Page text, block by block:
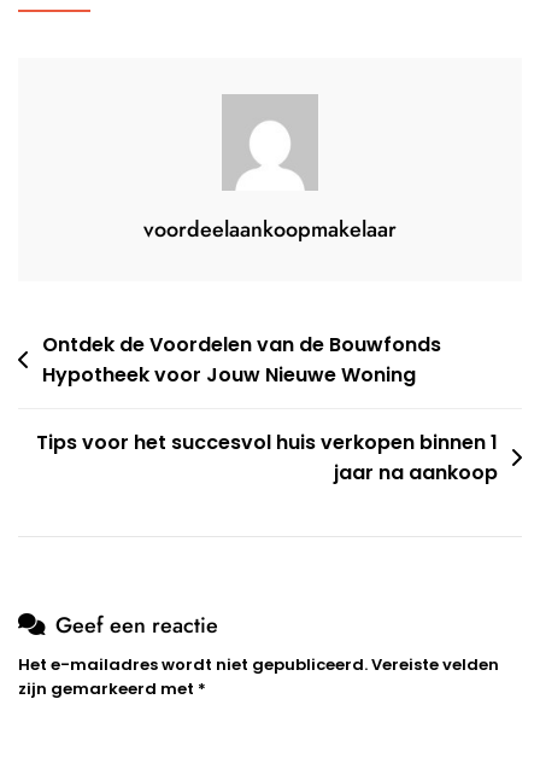
voordeelaankoopmakelaar
Berichtnavigatie
Ontdek de Voordelen van de Bouwfonds
Hypotheek voor Jouw Nieuwe Woning
Tips voor het succesvol huis verkopen binnen 1
jaar na aankoop
Geef een reactie
Het e-mailadres wordt niet gepubliceerd.Vereiste velden
zijn gemarkeerd met *